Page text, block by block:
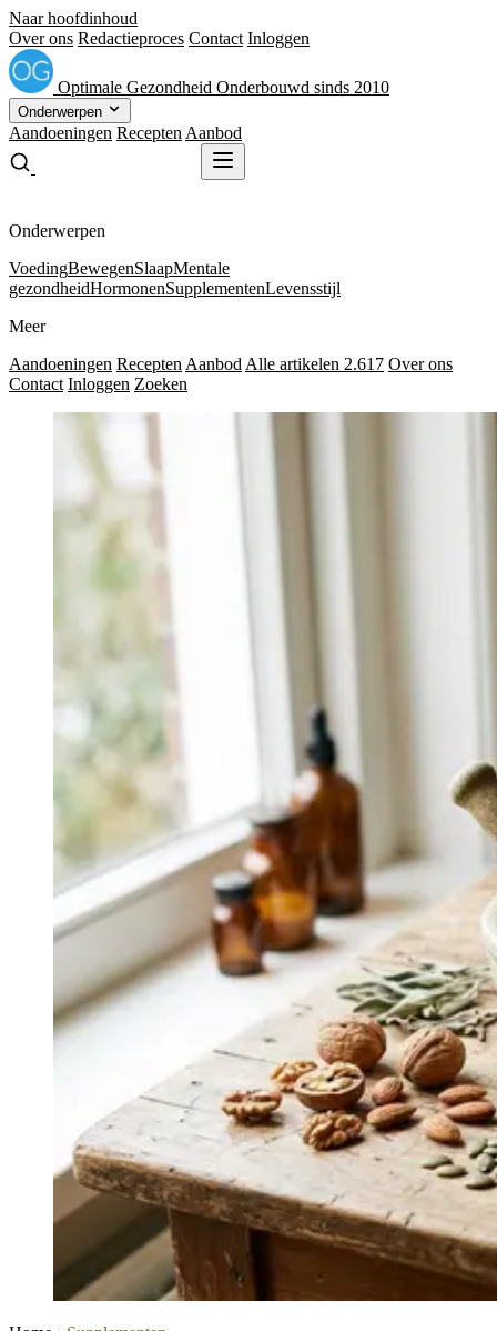
Naar hoofdinhoud
Over ons Redactieproces Contact Inloggen
Optimale Gezondheid Onderbouwd sinds 2010
Onderwerpen
Aandoeningen Recepten Aanbod
Onderwerpen
VoedingBewegenSlaapMentale
gezondheidHormonenSupplementenLevensstijl
Meer
Aandoeningen Recepten Aanbod Alle artikelen 2.617 Over ons
Contact Inloggen Zoeken